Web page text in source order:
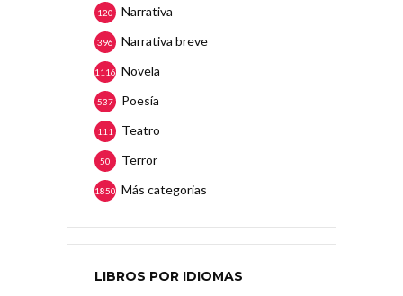
Narrativa
120
Narrativa breve
396
Novela
1116
Poesía
537
Teatro
111
Terror
50
Más categorias
1850
LIBROS POR IDIOMAS